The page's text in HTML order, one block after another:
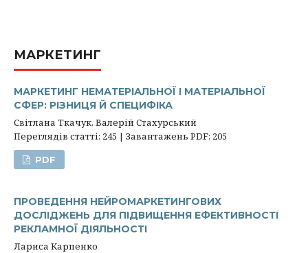
МАРКЕТИНГ
МАРКЕТИНГ НЕМАТЕРІАЛЬНОЇ І МАТЕРІАЛЬНОЇ
СФЕР: РІЗНИЦЯ Й СПЕЦИФІКА
Світлана Ткачук, Валерій Стахурський
Переглядів статті: 245 | Завантажень PDF: 205
PDF
ПРОВЕДЕННЯ НЕЙРОМАРКЕТИНГОВИХ
ДОСЛІДЖЕНЬ ДЛЯ ПІДВИЩЕННЯ ЕФЕКТИВНОСТІ
РЕКЛАМНОЇ ДІЯЛЬНОСТІ
Лариса Карпенко